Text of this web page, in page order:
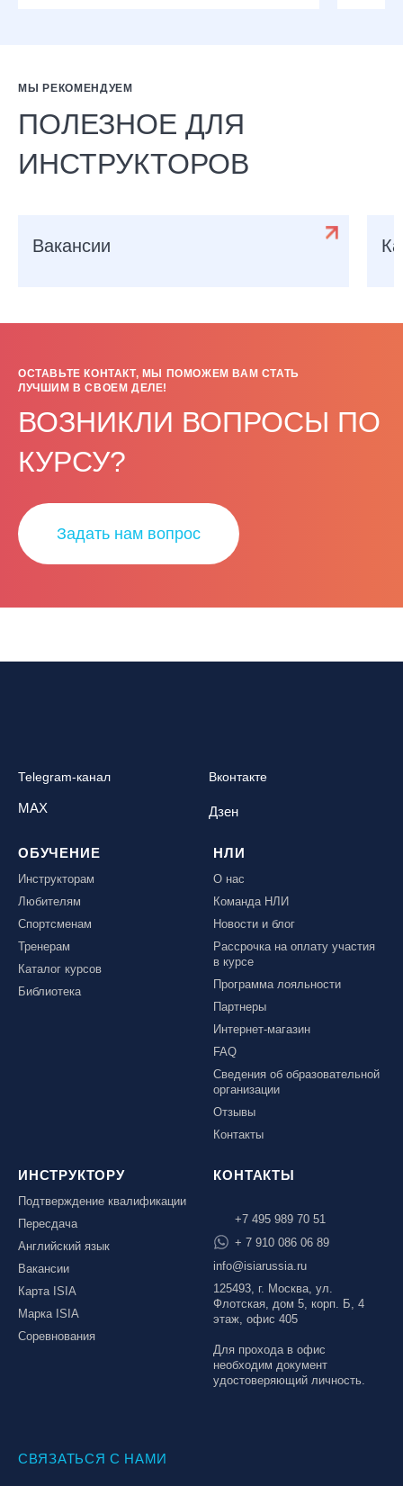
МЫ РЕКОМЕНДУЕМ
ПОЛЕЗНОЕ ДЛЯ
ИНСТРУКТОРОВ
Вакансии
ОСТАВЬТЕ КОНТАКТ, МЫ ПОМОЖЕМ ВАМ СТАТЬ
ЛУЧШИМ В СВОЕМ ДЕЛЕ!
ВОЗНИКЛИ ВОПРОСЫ ПО
КУРСУ?
Задать нам вопрос
Telegram-канал Вконтакте
MAX Дзен
ОБУЧЕНИЕ
Инструкторам
Любителям
Спортсменам
Тренерам
Каталог курсов
Библиотека
НЛИ
О нас
Команда НЛИ
Новости и блог
Рассрочка на оплату участия
в курсе
Программа лояльности
Партнеры
Интернет-магазин
FAQ
Сведения об образовательной
организации
Отзывы
Контакты
ИНСТРУКТОРУ
Подтверждение квалификации
Пересдача
Английский язык
Вакансии
Карта ISIA
Марка ISIA
Соревнования
КОНТАКТЫ
+7 495 989 70 51
+ 7 910 086 06 89
info@isiarussia.ru
125493, г. Москва, ул.
Флотская, дом 5, корп. Б, 4
этаж, офис 405
Для прохода в офис
необходим документ
удостоверяющий личность.
СВЯЗАТЬСЯ С НАМИ